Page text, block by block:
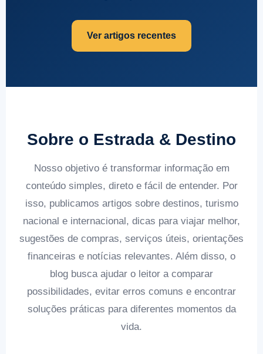
Ver artigos recentes
Sobre o Estrada & Destino
Nosso objetivo é transformar informação em
conteúdo simples, direto e fácil de entender. Por
isso, publicamos artigos sobre destinos, turismo
nacional e internacional, dicas para viajar melhor,
sugestões de compras, serviços úteis, orientações
financeiras e notícias relevantes. Além disso, o
blog busca ajudar o leitor a comparar
possibilidades, evitar erros comuns e encontrar
soluções práticas para diferentes momentos da
vida.